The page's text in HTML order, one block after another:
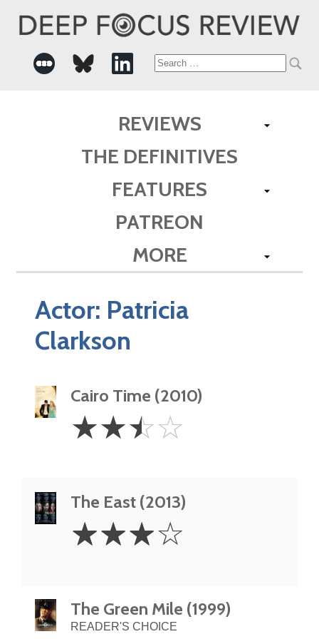
Search
REVIEWS
THE DEFINITIVES
FEATURES
PATREON
MORE
Actor: Patricia
Clarkson
Cairo Time (2010)
2.5
Stars
☆☆☆☆
The East (2013)
Stars
☆☆☆☆
The Green Mile (1999)
READER'S CHOICE